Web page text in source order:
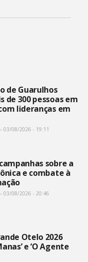
de Guarulhos
de 300 pessoas em
lideranças em
03/08/2026 - 19:11
sobre a
e combate à
03/08/2026 - 20:46
Otelo 2026
e ‘O Agente